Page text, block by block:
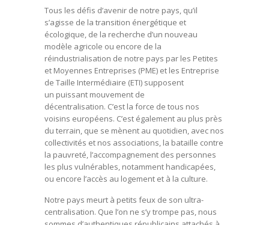
Tous les défis d’avenir de notre pays, qu’il
s’agisse de la transition énergétique et
écologique, de la recherche d’un nouveau
modèle agricole ou encore de la
réindustrialisation de notre pays par les Petites
et Moyennes Entreprises (PME) et les Entreprise
de Taille Intermédiaire (ETI) supposent
un puissant mouvement de
décentralisation. C’est la force de tous nos
voisins européens. C’est également au plus près
du terrain, que se mènent au quotidien, avec nos
collectivités et nos associations, la bataille contre
la pauvreté, l’accompagnement des personnes
les plus vulnérables, notamment handicapées,
ou encore l’accès au logement et à la culture.
Notre pays meurt à petits feux de son ultra-
centralisation. Que l’on ne s’y trompe pas, nous